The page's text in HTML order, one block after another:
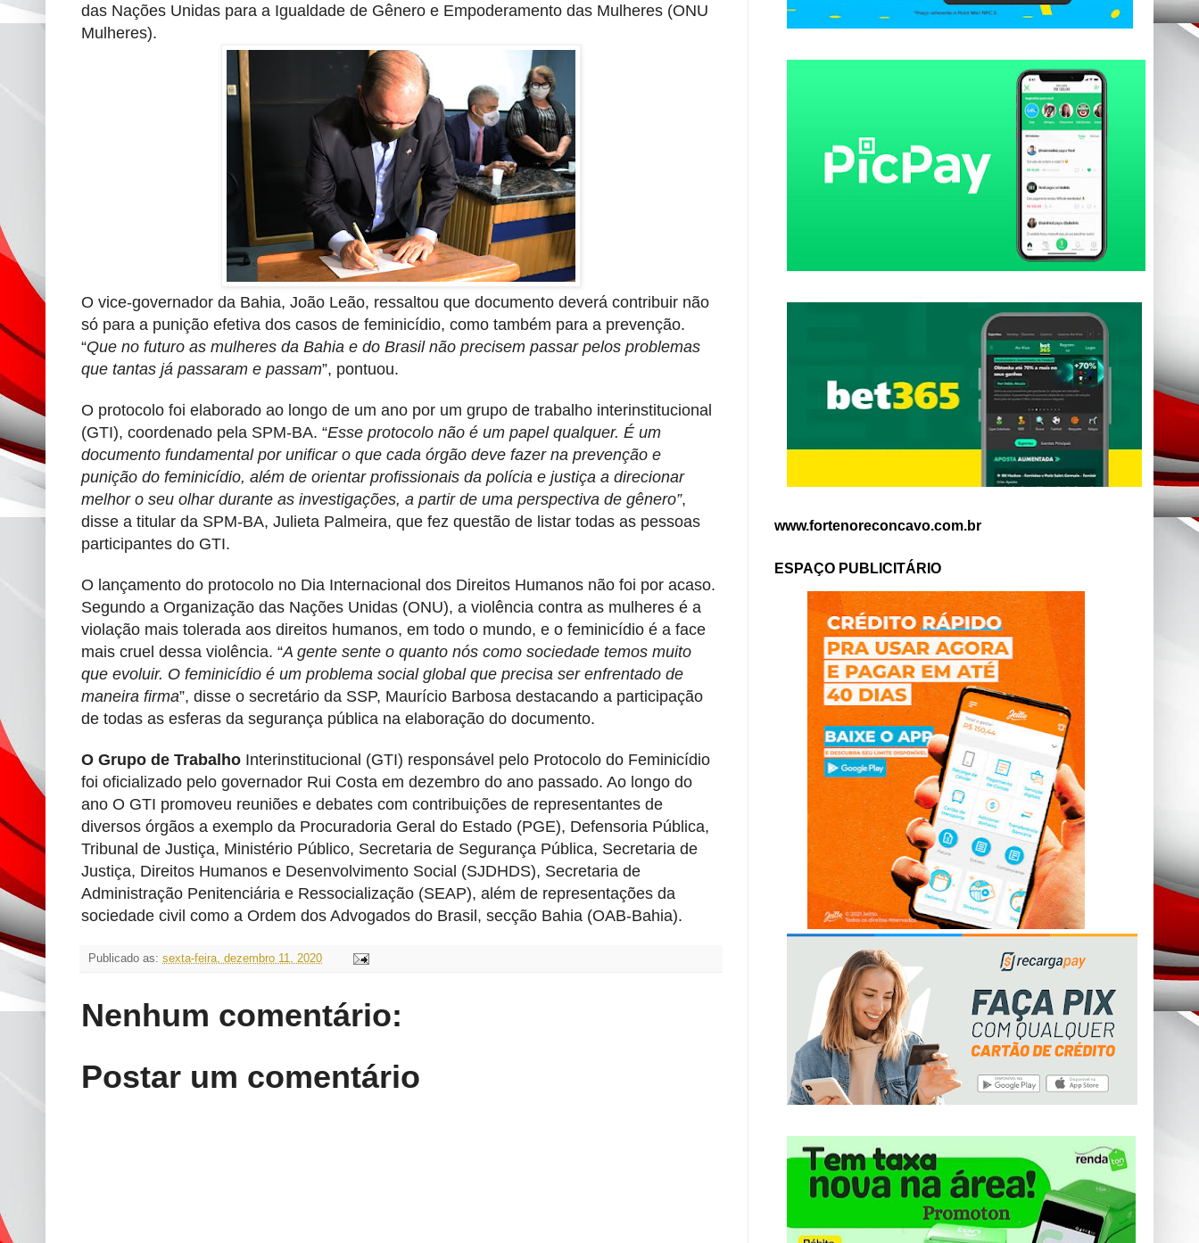
das Nações Unidas para a Igualdade de Gênero e Empoderamento das Mulheres (ONU
Mulheres).
O vice-governador da Bahia, João Leão, ressaltou que documento deverá contribuir não
só para a punição efetiva dos casos de feminicídio, como também para a prevenção.
“Que no futuro as mulheres da Bahia e do Brasil não precisem passar pelos problemas
que tantas já passaram e passam”, pontuou.
O protocolo foi elaborado ao longo de um ano por um grupo de trabalho interinstitucional
(GTI), coordenado pela SPM-BA. “Esse protocolo não é um papel qualquer. É um
documento fundamental por unificar o que cada órgão deve fazer na prevenção e
punição do feminicídio, além de orientar profissionais da polícia e justiça a direcionar
melhor o seu olhar durante as investigações, a partir de uma perspectiva de gênero”,
disse a titular da SPM-BA, Julieta Palmeira, que fez questão de listar todas as pessoas
participantes do GTI.
O lançamento do protocolo no Dia Internacional dos Direitos Humanos não foi por acaso.
Segundo a Organização das Nações Unidas (ONU), a violência contra as mulheres é a
violação mais tolerada aos direitos humanos, em todo o mundo, e o feminicídio é a face
mais cruel dessa violência. “A gente sente o quanto nós como sociedade temos muito
que evoluir. O feminicídio é um problema social global que precisa ser enfrentado de
maneira firma”, disse o secretário da SSP, Maurício Barbosa destacando a participação
de todas as esferas da segurança pública na elaboração do documento.
O Grupo de Trabalho Interinstitucional (GTI) responsável pelo Protocolo do Feminicídio
foi oficializado pelo governador Rui Costa em dezembro do ano passado. Ao longo do
ano O GTI promoveu reuniões e debates com contribuições de representantes de
diversos órgãos a exemplo da Procuradoria Geral do Estado (PGE), Defensoria Pública,
Tribunal de Justiça, Ministério Público, Secretaria de Segurança Pública, Secretaria de
Justiça, Direitos Humanos e Desenvolvimento Social (SJDHDS), Secretaria de
Administração Penitenciária e Ressocialização (SEAP), além de representações da
sociedade civil como a Ordem dos Advogados do Brasil, secção Bahia (OAB-Bahia).
Publicado as: sexta-feira, dezembro 11, 2020
Nenhum comentário:
Postar um comentário
www.fortenoreconcavo.com.br
ESPAÇO PUBLICITÁRIO